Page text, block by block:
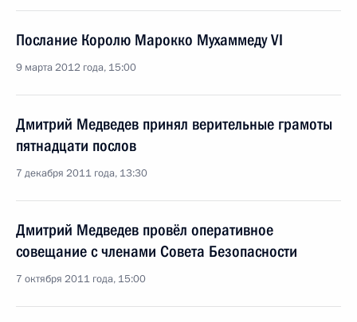
Послание Королю Марокко Мухаммеду VI
9 марта 2012 года, 15:00
Дмитрий Медведев принял верительные грамоты
пятнадцати послов
7 декабря 2011 года, 13:30
Дмитрий Медведев провёл оперативное
совещание с членами Совета Безопасности
7 октября 2011 года, 15:00